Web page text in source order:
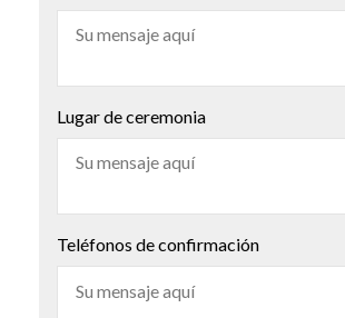
Lugar de ceremonia
Teléfonos de confirmación